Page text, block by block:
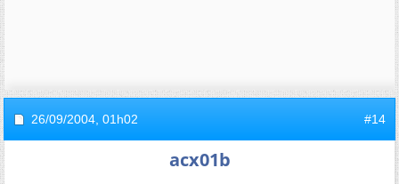
26/09/2004, 01h02 #14
acx01b